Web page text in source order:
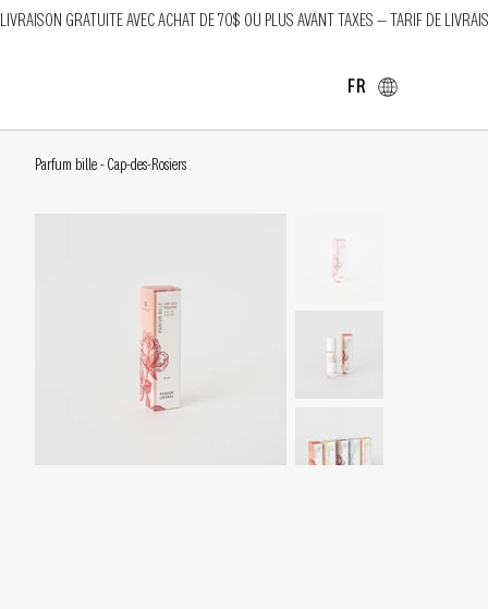
LIVRAISON GRATUITE AVEC ACHAT DE 70$ OU PLUS AVANT TAXES — TARIF DE
FR
Parfum bille - Cap-des-Rosiers